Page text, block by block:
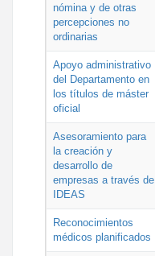
nómina y de otras
percepciones no
ordinarias
Apoyo administrativo
del Departamento en
los títulos de máster
oficial
Asesoramiento para
la creación y
desarrollo de
empresas a través de
IDEAS
Reconocimientos
médicos planificados